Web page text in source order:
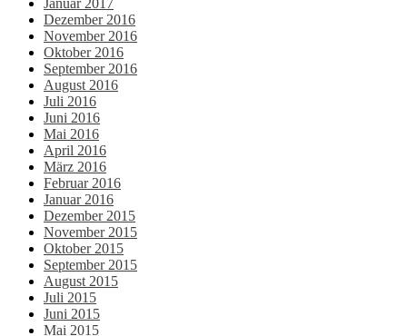
Dezember 2016
November 2016
Oktober 2016
September 2016
August 2016
Juli 2016
Juni 2016
Mai 2016
April 2016
März 2016
Februar 2016
Januar 2016
Dezember 2015
November 2015
Oktober 2015
September 2015
August 2015
Juli 2015
Juni 2015
Mai 2015